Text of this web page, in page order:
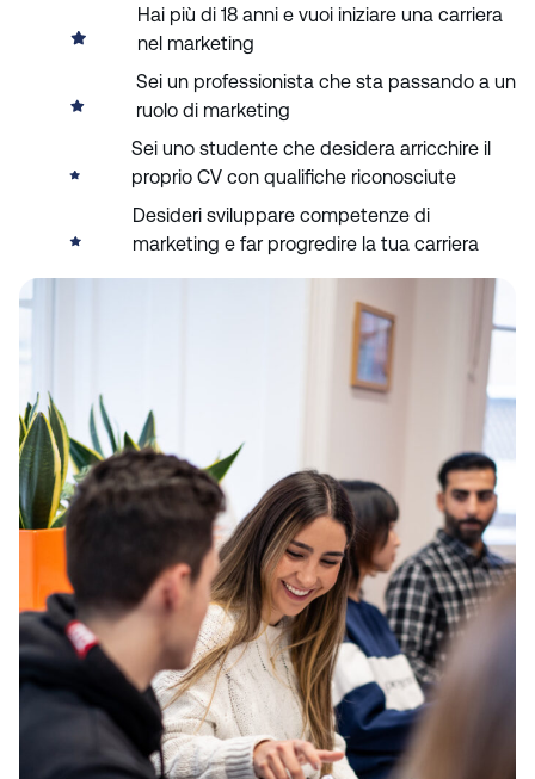
Hai più di 18 anni e vuoi iniziare una carriera
nel marketing
Sei un professionista che sta passando a un
ruolo di marketing
Sei uno studente che desidera arricchire il
proprio CV con qualifiche riconosciute
Desideri sviluppare competenze di
marketing e far progredire la tua carriera